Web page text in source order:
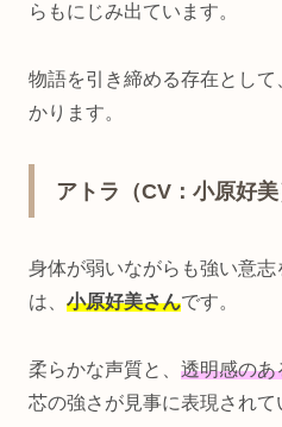
らもにじみ出ています。
物語を引き締める存在とし
かります。
アトラ（CV：小原好美
身体が弱いながらも強い意
は、 小原好美さんです。
柔らかな声質と、 透明感のあ
芯の強さが見事に表現されて